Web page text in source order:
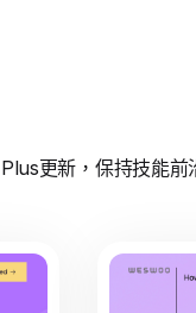
更新，保持技能前